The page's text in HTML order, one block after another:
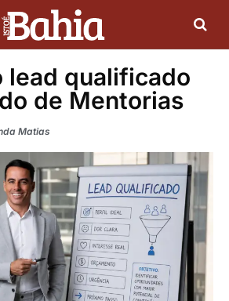
lead qualificado
de Mentorias
Matias